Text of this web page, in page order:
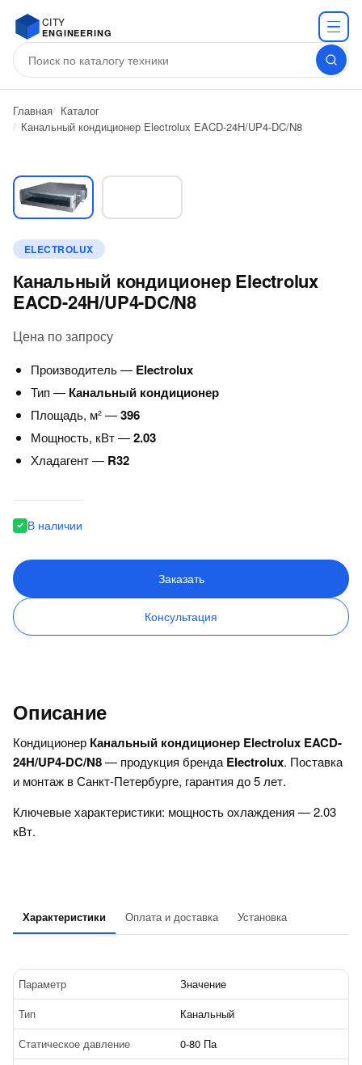
CITY
ENGINEERING
Главная Каталог
Канальный кондиционер Electrolux EACD-24H/UP4-DC/N8
ELECTROLUX
Канальный кондиционер Electrolux
EACD-24H/UP4-DC/N8
Цена по запросу
Производитель — Electrolux
Тип — Канальный кондиционер
Площадь, м² —396
Мощность, кВт —2.03
Хладагент — R32
В наличии
Заказать
Консультация
Описание
Кондиционер Канальный кондиционер Electrolux EACD-
24H/UP4-DC/N8— продукция брендаElectrolux. Поставка
и монтаж в Санкт-Петербурге, гарантия до 5 лет.
Ключевые характеристики: мощность охлаждения — 2.03
кВт.
Характеристики Оплата и доставка Установка
Параметр
Значение
Тип
Канальный
Статическое давление
0-80 Па